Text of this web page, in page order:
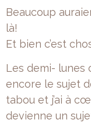
Beaucoup
là!
Et bien c’est
Les demi- lunes
encore le sujet
tabou et j’ai à
devienne un